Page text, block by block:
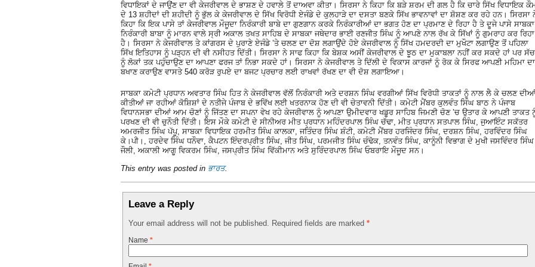
ਵਿਧਾਇਕਾਂ ਦੇ ਜਾਉਂਣ ਦਾ ਵੀ ਕੇਜਰੀਵਾਲ ਦੇ ਭਾਸ਼ਣ ਦੇ ਹਵਾਲੇ ਤੋਂ ਦਾਅਵਾ ਕੀਤਾ। ਸਿਰਸਾ ਨੇ ਕਿਹਾ ਕਿ ਬੜੇ ਸ਼ਰਮ ਦੀ ਗਲ ਹੈ ਕਿ ਚਾਰੇ ਸਿੱਖ ਵਿਧਾਇਕ
ਦੇ 13 ਸ਼ਹੀਦਾਂ ਦੀ ਸ਼ਹੀਦੀ ਨੂੰ ਭੁੱਲ ਕੇ ਕੇਜਰੀਵਾਲ ਦੇ ਸਿੱਖ ਵਿਰੋਧੀ ਏਜੰਡੇ ਦੇ ਕੁਲਹਾੜੇ ਦਾ ਦਸਤਾ ਬਣਕੇ ਸਿੱਖ ਭਾਵਨਾਵਾਂ ਦਾ ਸ਼ੋਸ਼ਣ ਕਰ ਰਹੇ ਹਨ। ਸਿਰਸਾ
ਕਿਹਾ ਕਿ ਇਕ ਪਾਸੇ ਤਾਂ ਕੇਜਰੀਵਾਲ ਮੌਜੂਦਾ ਨਿਰੰਕਾਰੀ ਬਾਬੇ ਦਾ ਗੁਣਗਾਨ ਕਰਕੇ ਨਿਰੰਕਾਰੀਆਂ ਦਾ ਭਗਤ ਹੋਣ ਦਾ ਪ੍ਰਮਾਣ ਦੇ ਰਿਹਾ ਹੈ ਤੇ ਦੂਜੇ ਪਾਸੇ ਸਾਬਕਾ
ਨਿਰੰਕਾਰੀ ਬਾਬਾ ਨੂੰ ਮਾਰਨ ਵਾਲੇ ਸ੍ਰੀ ਅਕਾਲ ਤਖਤ ਸਾਹਿਬ ਦੇ ਸਾਬਕਾ ਜਥੇਦਾਰ ਭਾਈ ਰਣਜੀਤ ਸਿੰਘ ਨੂੰ ਆਪਣੇ ਨਾਲ ਰੱਖ ਕੇ ਸਿੱਖਾਂ ਨੂੰ ਗੁਮਰਾਹ ਕਰ ਰਿਹਾ
ਹੈ। ਸਿਰਸਾ ਨੇ ਕੇਜਰੀਵਾਲ ਤੇ ਕਾਂਗਰਸ ਦੇ ਪੁਰਾਣੇ ਏਜੰਡੇ ’ਤੇ ਚਲਣ ਦਾ ਦੋਸ਼ ਲਗਾਉਂਦੇ ਹੋਏ ਕੇਜਰੀਵਾਲ ਨੂੰ ਸਿੱਖ ਹਮਦਰਦੀ ਦਾ ਮੁਖੌਟਾ ਲਗਾਉਣ ਤੋਂ ਪਹਿਲਾ
ਸਿੱਖ ਇਤਿਹਾਸ ਨੂੰ ਪੜ੍ਹਨ ਦੀ ਵੀ ਨਸੀਹਤ ਦਿੱਤੀ। ਸਿਰਸਾ ਨੇ ਸਾਫ ਕਿਹਾ ਕਿ ਬੇਸ਼ਕ ਅਸੀਂ ਕੇਜਰੀਵਾਲ ਦੇ ਝੂਠ ਦਾ ਮੁਕਾਬਲਾ ਨਹੀਂ ਕਰ ਸਕਦੇ ਹਾਂ ਪਰ ਸੱਚ
ਨੂੰ ਲੋਕਾਂ ਤਕ ਪਹੁੰਚਾਉਣ ਦਾ ਆਪਣਾ ਫਰਜ ਤਾਂ ਨਿਭਾ ਸਕਦੇ ਹਾਂ। ਸਿਰਸਾ ਨੇ ਕੇਜਰੀਵਾਲ ਤੇ ਦਿੱਲੀ ਦੇ ਵਿਕਾਸ ਕਾਰਜਾਂ ਨੂੰ ਰੋਕ ਕੇ ਸਿਰਫ ਆਪਣੀ ਮਹਿਮਾ ਦਾ
ਬਖਾਣ ਕਰਾਉਣ ਵਾਸਤੇ 540 ਕਰੋੜ ਰੁਪਏ ਦਾ ਬਜਟ ਪ੍ਰਚਾਰ ਲਈ ਰਾਖਵਾਂ ਰੱਖਣ ਦਾ ਵੀ ਦੋਸ਼ ਲਗਾਇਆ।
ਸਾਬਕਾ ਕਮੇਟੀ ਪ੍ਰਧਾਨ ਅਵਤਾਰ ਸਿੰਘ ਹਿਤ ਨੇ ਕੇਜਰੀਵਾਲ ਵੱਲੋਂ ਨਿਰੰਕਾਰੀ ਅਤੇ ਦਰਸ਼ਨ ਸਿੰਘ ਵਰਗੀਆਂ ਸਿੱਖ ਵਿਰੋਧੀ ਤਾਕਤਾਂ ਨੂੰ ਨਾਲ ਲੈ ਕੇ ਚਲਣ ਦੀਆਂ
ਕੀਤੀਆਂ ਜਾ ਰਹੀਆਂ ਕੋਸ਼ਿਸ਼ਾਂ ਦੇ ਨਤੀਜੇ ਪੰਜਾਬ ਦੇ ਭਵਿੱਖ ਲਈ ਖਤਰਨਾਕ ਹੋਣ ਦੀ ਵੀ ਚੇਤਾਵਨੀ ਦਿੱਤੀ। ਕਮੇਟੀ ਮੈਂਬਰ ਕੁਲਵੰਤ ਸਿੰਘ ਬਾਠ ਨੇ ਪੰਜਾਬ
ਵਿਧਾਨਸਭਾ ਦੀਆਂ ਆਮ ਚੋਣਾਂ ਨੂੰ ਜਿੱਤਣ ਦਾ ਸਪਨਾ ਵੇਖ ਰਹੇ ਕੇਜਰੀਵਾਲ ਨੂੰ ਆਪਣਾ ਉਮੀਦਵਾਰ ਖਡੂਰ ਸਾਹਿਬ ਜਿਮਣੀ ਚੋਣ ’ਚ ਉਤਾਰ ਕੇ ਆਪਣੀ ਤਾਕਤ
ਪਰਖਣ ਦੀ ਵੀ ਚੁਨੌਤੀ ਦਿੱਤੀ। ਇਸ ਮੌਕੇ ਕਮੇਟੀ ਦੇ ਸੀਨੀਅਰ ਮੀਤ ਪ੍ਰਧਾਨ ਮਹਿੰਦਰਪਾਲ ਸਿੰਘ ਚੱਢਾ, ਮੀਤ ਪ੍ਰਧਾਨ ਸਤਪਾਲ ਸਿੰਘ, ਜੁਆਇੰਟ ਸਕੱਤਰ
ਅਮਰਜੀਤ ਸਿੰਘ ਪੱਪੂ, ਸਾਬਕਾ ਵਿਧਾਇਕ ਹਰਮੀਤ ਸਿੰਘ ਕਾਲਕਾ, ਜਤਿੰਦਰ ਸਿੰਘ ਸ਼ੰਟੀ, ਕਮੇਟੀ ਮੈਂਬਰ ਹਰਜਿੰਦਰ ਸਿੰਘ, ਦਰਸ਼ਨ ਸਿੰਘ, ਹਰਵਿੰਦਰ ਸਿੰਘ
ਕੇ।ਪੀ।, ਹਰਦੇਵ ਸਿੰਘ ਧਨੌਵਾ, ਕੈਪਟਨ ਇੰਦਰਪ੍ਰੀਤ ਸਿੰਘ, ਜੀਤ ਸਿੰਘ, ਪਰਮਜੀਤ ਸਿੰਘ ਚੰਢੋਕ, ਤਨਵੰਤ ਸਿੰਘ, ਕਾਨੂੰਨੀ ਵਿਭਾਗ ਦੇ ਮੁਖੀ ਜਸਵਿੰਦਰ ਸਿੰਘ
ਜੌਲੀ, ਅਕਾਲੀ ਆਗੂ ਵਿਕਰਮ ਸਿੰਘ, ਜਸਪ੍ਰੀਤ ਸਿੰਘ ਵਿੱਕੀਮਾਨ ਅਤੇ ਸੁਰਿੰਦਰਪਾਲ ਸਿੰਘ ਓਬਰਾਇ ਮੌਜੂਦ ਸਨ।
This entry was posted in ਭਾਰਤ.
Leave a Reply
Your email address will not be published. Required fields are marked *
Name *